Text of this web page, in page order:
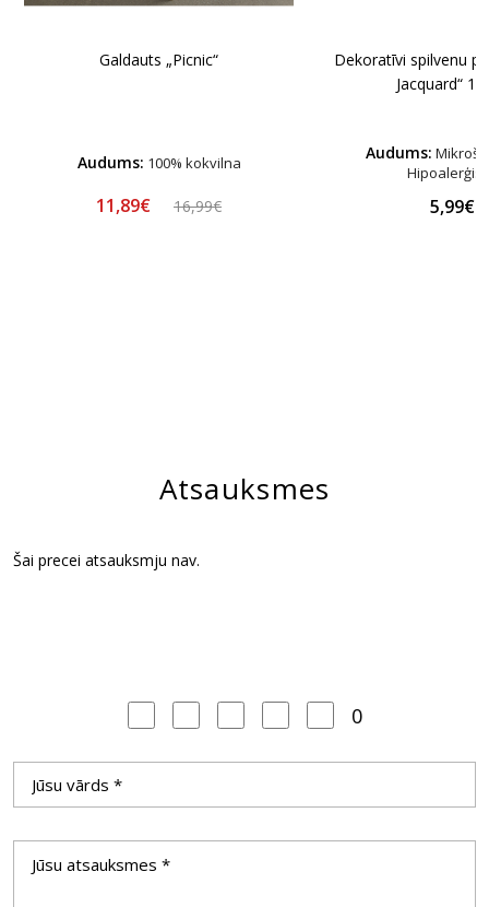
Galdauts „Picnic“
Audums: 100% kokvilna
11,89€ 16,99€
Dekoratīvi spilvenu
Jacquard“ 1
Audums:
5,99€
Atsauksmes
Šai precei atsauksmju nav.
0